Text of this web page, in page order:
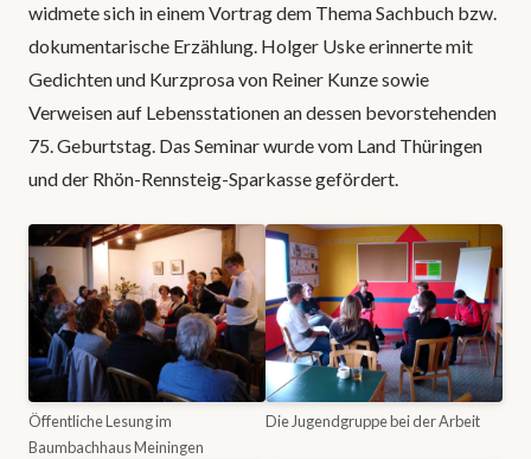
widmete sich in einem Vortrag dem Thema Sachbuch bzw.
dokumentarische Erzählung. Holger Uske erinnerte mit
Gedichten und Kurzprosa von Reiner Kunze sowie
Verweisen auf Lebensstationen an dessen bevorstehenden
75. Geburtstag. Das Seminar wurde vom Land Thüringen
und der Rhön-Rennsteig-Sparkasse gefördert.
Öffentliche Lesung im
Baumbachhaus Meiningen
Die Jugendgruppe bei der Arbeit